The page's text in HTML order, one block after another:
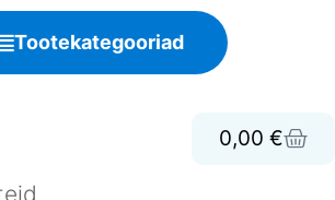
Tootekategooriad
0,00 €